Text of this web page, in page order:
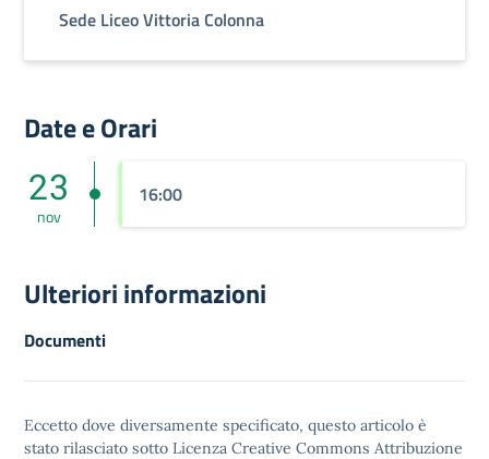
Sede Liceo Vittoria Colonna
Date e Orari
23
nov
16:00
Ulteriori informazioni
Documenti
Eccetto dove diversamente specificato, questo articolo è
stato rilasciato sotto Licenza Creative Commons Attribuzione